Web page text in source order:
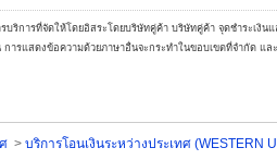
บริการที่จัดให้โดยอิสระโดยบริษัทคู่ค้า บริษัทคู่ค้า จุดชำระเ
ารแสดงข้อความด้วยภาษาอื่นจะกระทำในขอบเขตที่จำกัด
> บริการโอนเงินระหว่างประเทศ (WESTERN